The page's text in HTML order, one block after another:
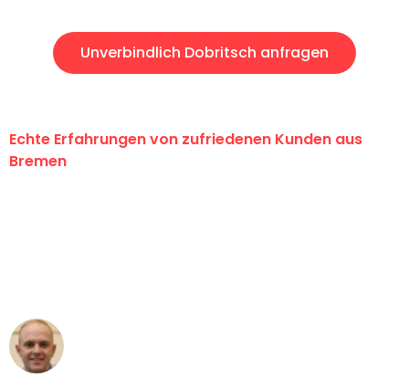
Unverbindlich Dobritsch anfragen
Echte Erfahrungen von zufriedenen Kunden aus
Bremen